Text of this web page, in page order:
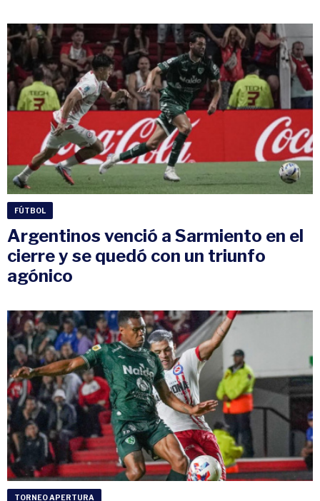
FÚTBOL
Argentinos venció a Sarmiento en el
cierre y se quedó con un triunfo
agónico
TORNEO APERTURA